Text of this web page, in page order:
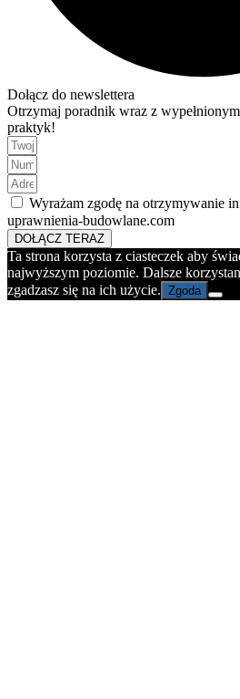
Dołącz do newslettera
Otrzymaj poradnik wraz z
praktyk!
Wyrażam zgodę na otrzymywanie
uprawnienia-budowlane.com
DOŁĄCZ TERAZ
Ta strona korzysta z ciasteczek aby
najwyższym poziomie. Dalsze
zgadzasz się na ich użycie. Zgoda